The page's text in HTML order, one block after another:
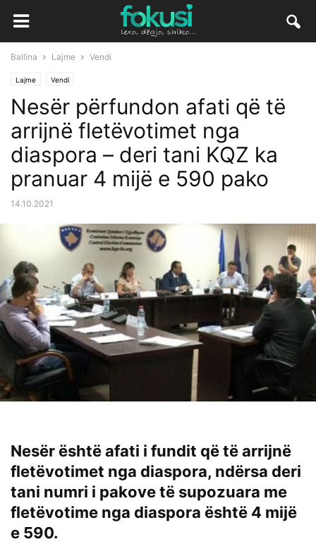
Ballina Lajme Vendi
Lajme Vendi
Nesër përfundon afati që të
arrijnë fletëvotimet nga
diaspora – deri tani KQZ ka
pranuar 4 mijë e 590 pako
14.10.2021
Nesër është afati i fundit që të arrijnë
fletëvotimet nga diaspora, ndërsa deri
tani numri i pakove të supozuara me
fletëvotime nga diaspora është 4 mijë
e 590.